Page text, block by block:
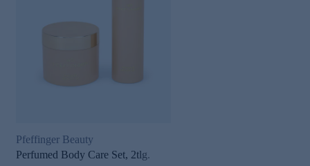
Pfeffinger Beauty
Perfumed Body Care Set, 2tlg.